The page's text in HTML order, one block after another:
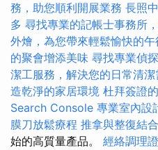
務，助您順利開展業務 長照
多 尋找專業的記帳士事務所
外燴，為您帶來輕鬆愉快的
的聚會增添美味 尋找專業偵
潔工服務，解決您的日常清潔
造乾淨的家居環境 杜拜簽證
Search Console 專業室內設
膜刀放鬆療程 推拿與整復結合
始的高質量產品。 經絡調理